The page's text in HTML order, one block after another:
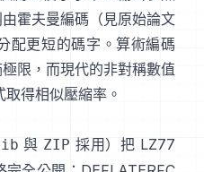
霍夫曼編碼 （見原始論文
配更短的碼字。算術編碼
限，而現代的非對稱數值
取得相似壓縮率。
與 ZIP 採用）把 LZ77